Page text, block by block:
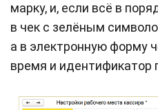
марку, и, если всё в
в чек с зелёным
а в электронную форму
время и идентификатор